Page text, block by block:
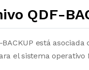
QDF-
está
el sistema operativo